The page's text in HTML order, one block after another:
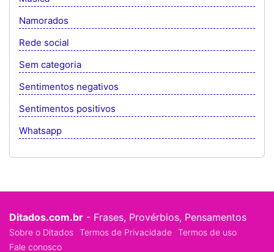
Namorados
Rede social
Sem categoria
Sentimentos negativos
Sentimentos positivos
Whatsapp
Ditados.com.br - Frases, Provérbios, Pensamentos
Sobre o Ditados Termos de Privacidade Termos de uso
Fale conosco